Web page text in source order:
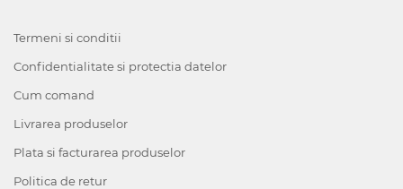
Termeni si conditii
Confidentialitate si protectia datelor
Cum comand
Livrarea produselor
Plata si facturarea produselor
Politica de retur